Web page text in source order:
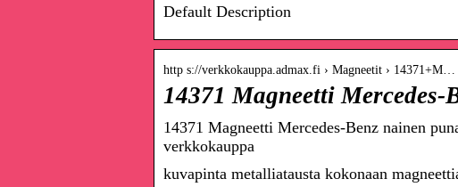
Default Description
http s://verkkokauppa.admax.fi › Magneetit › 14371+M…
14371 Magneetti Mercedes-
14371 Magneetti Mercedes-Benz nainen
verkkokauppa
kuvapinta metalliatausta kokonaan